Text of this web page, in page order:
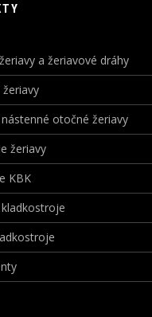
a žeriavové dráhy
otočné žeriavy
žeriavy
KBK